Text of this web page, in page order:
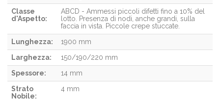
Classe
d'Aspetto:
ABCD - Ammessi piccoli difetti fino a 10% del
lotto. Presenza di nodi, anche grandi, sulla
faccia in vista. Piccole crepe stuccate.
Lunghezza:
1900 mm
Larghezza:
150/190/220 mm
Spessore:
14 mm
Strato
Nobile:
4 mm